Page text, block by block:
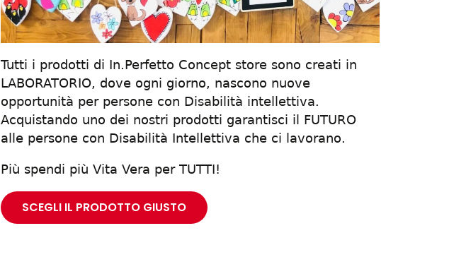
Tutti i prodotti di In.Perfetto Concept store sono creati in
LABORATORIO, dove ogni giorno, nascono nuove
opportunità per persone con Disabilità intellettiva.
Acquistando uno dei nostri prodotti garantisci il FUTURO
alle persone con Disabilità Intellettiva che ci lavorano.
Più spendi più Vita Vera per TUTTI!
SCEGLI IL PRODOTTO GIUSTO